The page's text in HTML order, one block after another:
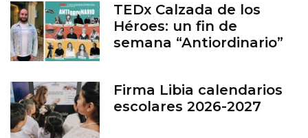
TEDx Calzada de los
Héroes: un fin de
semana “Antiordinario”
Firma Libia calendarios
escolares 2026-2027